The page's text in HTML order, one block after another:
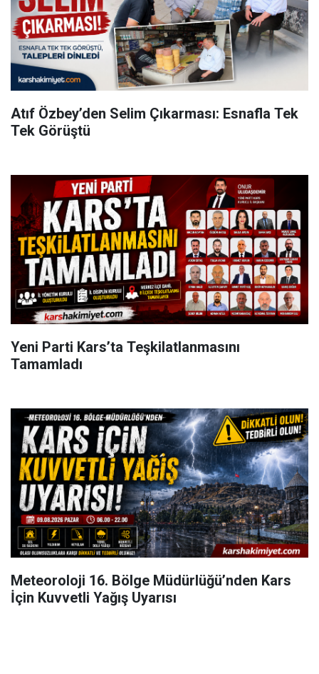
Atıf Özbey’den Selim Çıkarması: Esnafla Tek
Tek Görüştü
Yeni Parti Kars’ta Teşkilatlanmasını
Tamamladı
Meteoroloji 16. Bölge Müdürlüğü’nden Kars
İçin Kuvvetli Yağış Uyarısı